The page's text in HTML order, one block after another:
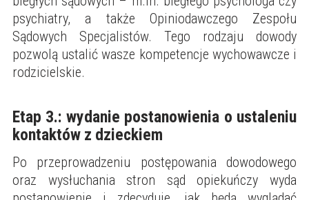
psychiatry, a także Opiniodawczego Zespołu
Sądowych Specjalistów. Tego rodzaju dowody
pozwolą ustalić wasze kompetencje wychowawcze i
rodzicielskie.
Etap 3.: wydanie postanowienia o ustaleniu
kontaktów z dzieckiem
Po przeprowadzeniu postępowania dowodowego
oraz wysłuchania stron sąd opiekuńczy wyda